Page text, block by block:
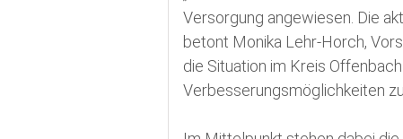
Versorgung angewiesen. Die
betont Monika Lehr-Horch,
die Situation im Kreis
Verbesserungsmöglichkeiten